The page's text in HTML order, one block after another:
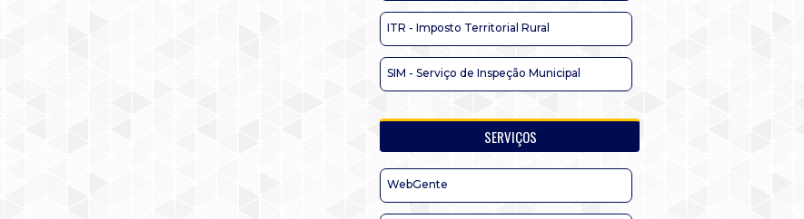
ITR - Imposto Territorial Rural
SIM - Serviço de Inspeção Municipal
SERVIÇOS
WebGente